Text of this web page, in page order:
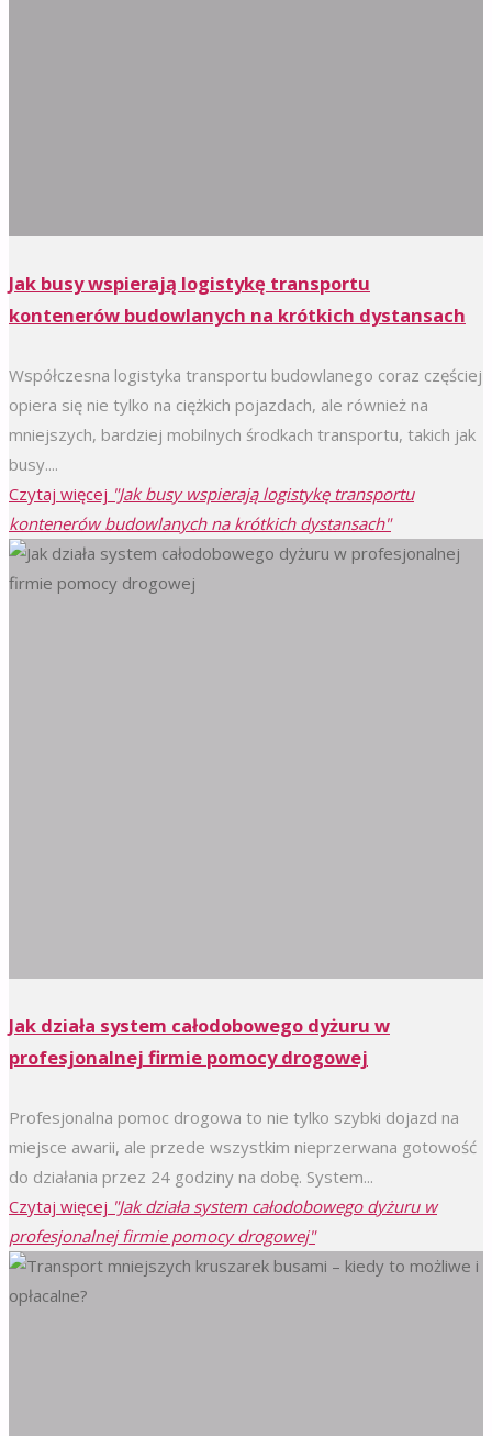
Jak busy wspierają logistykę transportu
kontenerów budowlanych na krótkich dystansach
Współczesna logistyka transportu budowlanego coraz częściej
opiera się nie tylko na ciężkich pojazdach, ale również na
mniejszych, bardziej mobilnych środkach transportu, takich jak
busy....
Czytaj więcej "Jak busy wspierają logistykę transportu
kontenerów budowlanych na krótkich dystansach"
Jak działa system całodobowego dyżuru w
profesjonalnej firmie pomocy drogowej
Profesjonalna pomoc drogowa to nie tylko szybki dojazd na
miejsce awarii, ale przede wszystkim nieprzerwana gotowość
do działania przez 24 godziny na dobę. System...
Czytaj więcej "Jak działa system całodobowego dyżuru w
profesjonalnej firmie pomocy drogowej"